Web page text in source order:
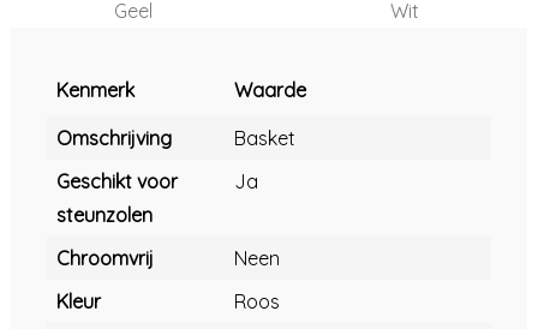
Geel Wit
Kenmerk
Waarde
Omschrijving
Basket
Geschikt voor
steunzolen
Ja
Chroomvrij
Neen
Kleur
Roos